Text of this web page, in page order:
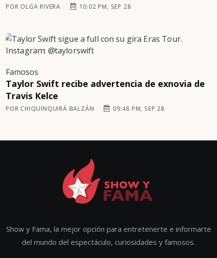
POR OLGA RIVERA 10:02 PM, SEP 28
Famosos
Taylor Swift recibe advertencia de exnovia de
Travis Kelce
POR CHIQUINQUIRÁ BALZÁN 09:48 PM, SEP 28
Show y Fama, la mejor opción para entretenerte e informarte
del mundo del espectáculo, curiosidades y famosos.